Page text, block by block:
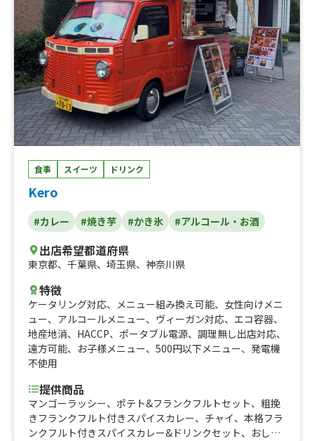
食事 スイーツ ドリンク
Kero
#カレー #焼き芋 #かき氷 #アルコール・お酒
出店希望都道府県
東京都、 千葉県、 埼玉県、 神奈川県
特徴
ケータリング対応、 メニュー組み換え可能、 女性向けメニ
ュー、 アルコールメニュー、 ヴィーガン対応、 エコ容器、
地産地消、 HACCP、 ポータブル電源、 調理無し出店対応、
遠方可能、 お子様メニュー、 500円以下メニュー、 発電機
不使用
提供商品
マンゴーラッシー、ポテト&フランクフルトセット、粗挽
きフランクフルト付きスパイスカレー、チャイ、本格フラ
ンクフルト付きスパイスカレー&ドリンクセット、おしる